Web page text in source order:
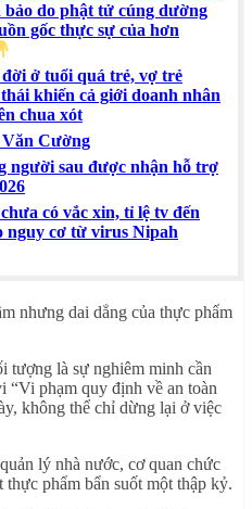
do phật tử cúng dường
gốc thực sự của hơn
ở tuổi quá trẻ, vợ trẻ
khiến cả giới doanh nhân
chua xót
Cường
người sau được nhận hỗ trợ
có vắc xin, tỉ lệ tv đến
nguy cơ từ virus Nipah
nhưng dai dẳng của thực phẩm
tượng là sự nghiêm minh cần
“Vi phạm quy định về an toàn
không thể chỉ dừng lại ở việc
lý nhà nước, cơ quan chức
thực phẩm bẩn suốt một thập kỷ.